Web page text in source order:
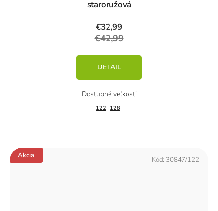
staroružová
€32,99
€42,99
DETAIL
122 128
Akcia Kód: 30847/122